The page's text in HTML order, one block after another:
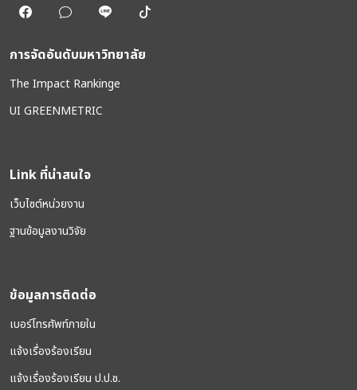
การจัดอันดับมหาวิทยาลัย
The Impact Rankinge
UI GREENMETRIC
Link ที่น่าสนใจ
เว็บไซต์หน่วยงาน
ฐานข้อมูลงานวิจัย
ข้อมูลการติดต่อ
เบอร์โทรศัพท์ภายใน
แจ้งเรื่องร้องเรียน
แจ้งเรื่องร้องเรียน ป.ป.ช.